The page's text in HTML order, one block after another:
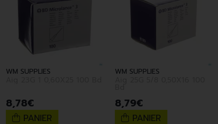
WM SUPPLIES
8,78€
PANIER
WM SUPPLIES
8,79€
PANIER